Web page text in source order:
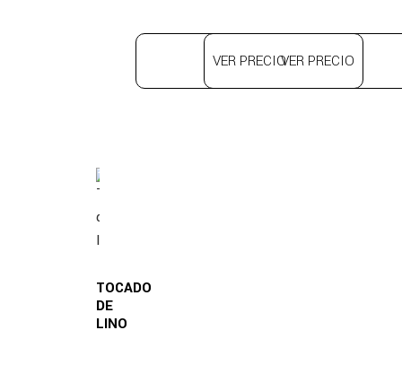
VER PRECIOVER PRECIO
TOCADO
DE
LINO